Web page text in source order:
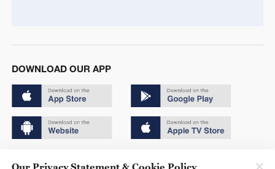
DOWNLOAD OUR APP
Our Privacy Statement & Cookie Policy